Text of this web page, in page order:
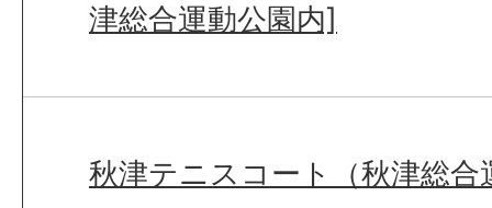
津総合運動公園内]
秋津テニスコート（秋津総合